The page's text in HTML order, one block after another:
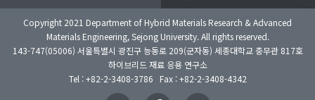
Copyright 2021 Department of Hybrid Materials Research & Advanced
Materials Engineering, Sejong University. All rights reserved.
143-747(05006) 서울특별시 광진구 능동로 209(군자동) 세종대학교 충무관 817호
하이브리드 재료 응용 연구소
Tel : +82-2-3408-3786 Fax : +82-2-3408-4342